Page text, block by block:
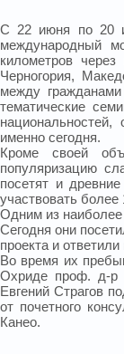
С 22 июня по 20
международный
километров
Черногория,
между
тематические
именно сегодня.
Кроме своей
популяризацию
посетят и
участвовать более
Одним из наиболее
Сегодня они
проекта и
Во время их
Охриде проф. д-р
Евгений Страгов
от почетного
Канео.